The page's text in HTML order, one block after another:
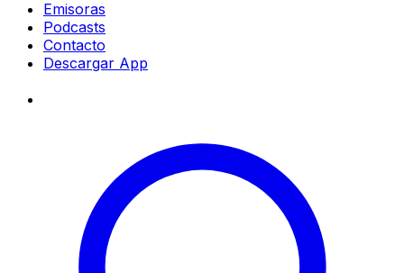
Emisoras
Podcasts
Contacto
Descargar App